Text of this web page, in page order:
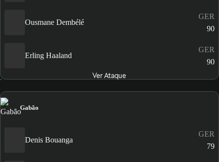
Ousmane Dembélé
GER
90
Erling Haaland
GER
90
Ver Ataque
Gabão
Denis Bouanga
GER
79